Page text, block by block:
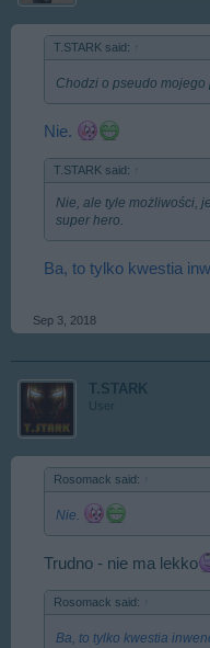
T.STARK said:
Chodzi o pseudo
Nie.
T.STARK said:
Nie, ale tyle możliwości,
super hero.
Ba, to tylko kwestia
Sep 3, 2018
T.STARK
User
Rosomack said:
Nie.
Trudno - nie ma lekko
Rosomack said:
Ba, to tylko kwestia